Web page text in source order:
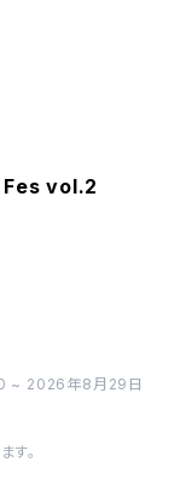
Fes vol.2
~ 2026年8月29日
す。